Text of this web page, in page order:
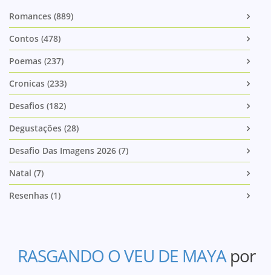
Romances (889)
Contos (478)
Poemas (237)
Cronicas (233)
Desafios (182)
Degustações (28)
Desafio Das Imagens 2026 (7)
Natal (7)
Resenhas (1)
RASGANDO O VEU DE MAYApor